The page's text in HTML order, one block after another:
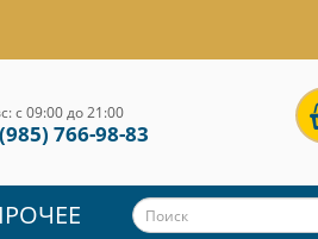
с 09:00 до 21:00
766-98-83